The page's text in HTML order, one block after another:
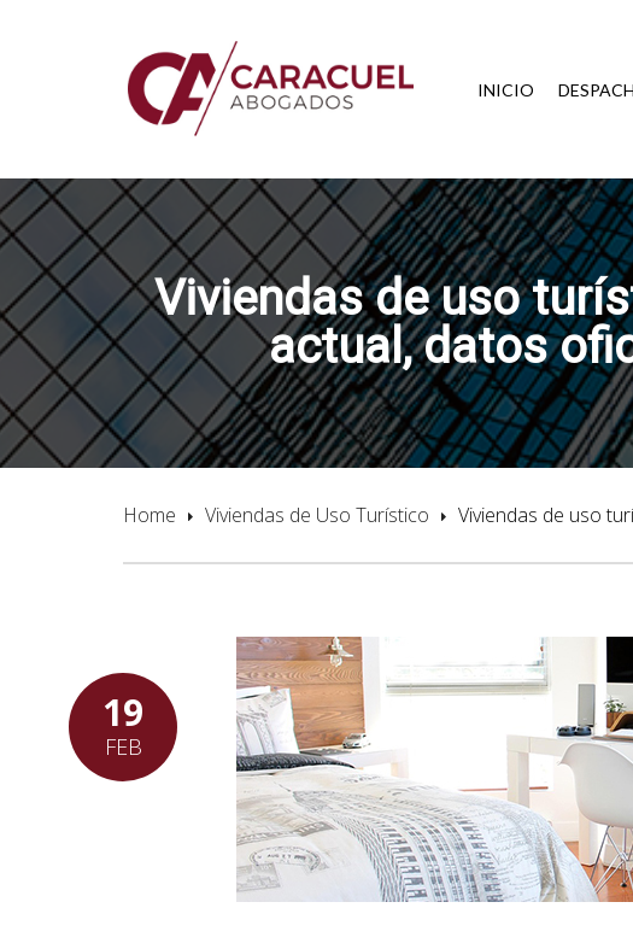
INICIO
Viviendas de uso
actual, datos
Home Viviendas de Uso Turístico Viviendas de uso
19
FEB